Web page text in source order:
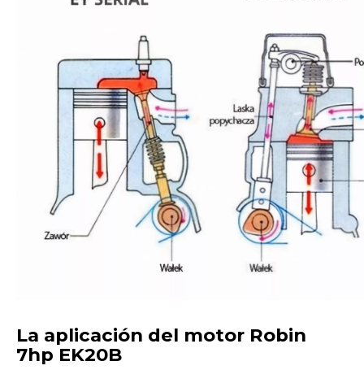
La aplicación del motor Robin
7hp EK20B